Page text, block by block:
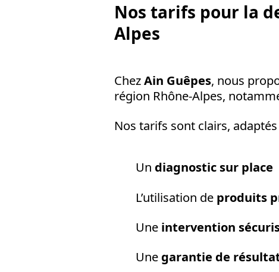
Nos tarifs pour la
Alpes
ChezAin Guêpes, nous
région Rhône-Alpes,
Nos tarifs sont clairs,
Un diagnostic sur place
L’utilisation de produits
Une intervention
Une garantie de